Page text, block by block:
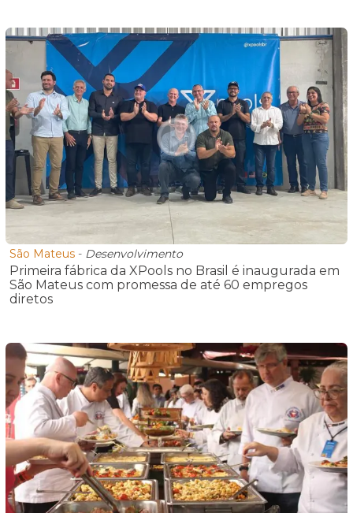
São Mateus - Desenvolvimento
Primeira fábrica da XPools no Brasil é inaugurada em
São Mateus com promessa de até 60 empregos
diretos